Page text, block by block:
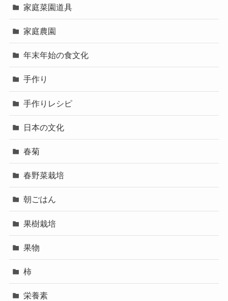
家庭菜園道具
家庭農園
年末年始の食文化
手作り
手作りレシピ
日本の文化
春菊
春野菜栽培
朝ごはん
果樹栽培
果物
柿
栄養素